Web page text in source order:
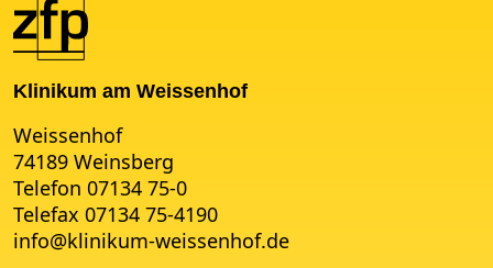
Klinikum am Weissenhof
Weissenhof
74189 Weinsberg
Telefon 07134 75-0
Telefax 07134 75-4190
info@klinikum-weissenhof.de